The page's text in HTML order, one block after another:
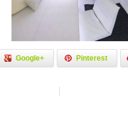
Google+ Pinterest